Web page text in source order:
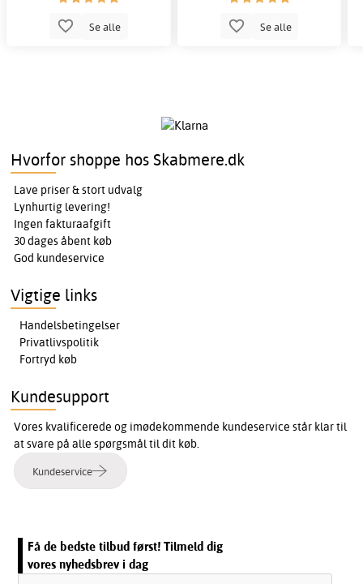
Se alle Se alle
Hvorfor shoppe hos Skabmere.dk
Lave priser & stort udvalg
Lynhurtig levering!
Ingen fakturaafgift
30 dages åbent køb
God kundeservice
Vigtige links
Handelsbetingelser
Privatlivspolitik
Fortryd køb
Kundesupport
Vores kvalificerede og imødekommende kundeservice står klar til
at svare på alle spørgsmål til dit køb.
Kundeservice
Få de bedste tilbud først! Tilmeld dig
vores nyhedsbrev i dag